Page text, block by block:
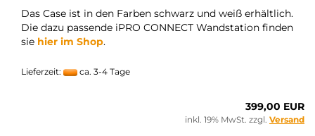
Das Case ist in den Farben schwarz und weiß erhältlich.
Die dazu passende iPRO CONNECT Wandstation finden
sie hier im Shop.
Lieferzeit: ca. 3-4 Tage
399,00 EUR
inkl. 19% MwSt. zzgl. Versand